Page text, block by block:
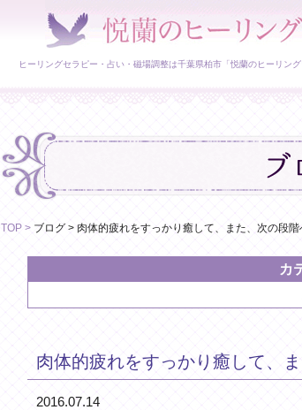
ヒーリングセラピー・占い・磁場調整は千葉県柏市「悦蘭のヒーリン
TOP > ブログ > 肉体的疲れをすっかり癒して、また、次の段
肉体的疲れをすっかり癒して、
2016.07.14
カ